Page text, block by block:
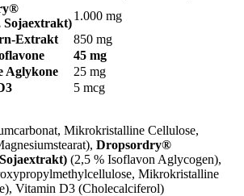
1.000 mg
Extrakt
850 mg
45 mg
Aglykone
25 mg
5 mcg
Mikrokristalline Cellulose,
Dropsordry®
(2,5 % Isoflavon Aglycogen),
Mikrokristalline
Vitamin D3 (Cholecalciferol)